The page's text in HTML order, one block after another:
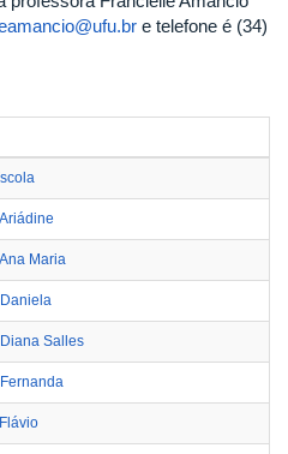
e telefone é (34)
Maria
Salles